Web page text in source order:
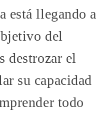
está llegando a
del
destrozar el
su capacidad
todo